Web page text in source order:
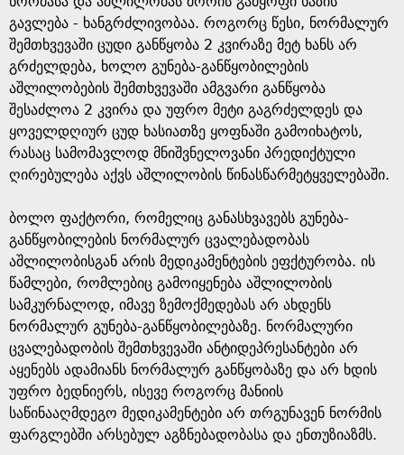
გავლება - ხანგრძლივობაა. როგორც წესი, ნორმალურ
შემთხვევაში ცუდი განწყობა 2 კვირაზე მეტ ხანს არ
გრძელდება, ხოლო გუნება-განწყობილების
აშლილობების შემთხვევაში ამგვარი განწყობა
შესაძლოა 2 კვირა და უფრო მეტი გაგრძელდეს და
ყოველდღიურ ცუდ ხასიათზე ყოფნაში გამოიხატოს,
რასაც სამომავლოდ მნიშვნელოვანი პრედიქტული
ღირებულება აქვს აშლილობის წინასწარმეტყველებაში.
ბოლო ფაქტორი, რომელიც განასხვავებს გუნება-
განწყობილების ნორმალურ ცვალებადობას
აშლილობისგან არის მედიკამენტების ეფქტურობა. ის
წამლები, რომლებიც გამოიყენება აშლილობის
სამკურნალოდ, იმავე ზემოქმედებას არ ახდენს
ნორმალურ გუნება-განწყობილებაზე. ნორმალური
ცვალებადობის შემთხვევაში ანტიდეპრესანტები არ
აყენებს ადამიანს ნორმალურ განწყობაზე და არ ხდის
უფრო ბედნიერს, ისევე როგორც მანიის
საწინააღმდეგო მედიკამენტები არ თრგუნავენ ნორმის
ფარგლებში არსებულ აგზნებადობასა და ენთუზიაზმს.